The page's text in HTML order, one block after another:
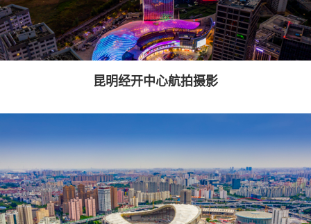
昆明经开中心航拍摄影